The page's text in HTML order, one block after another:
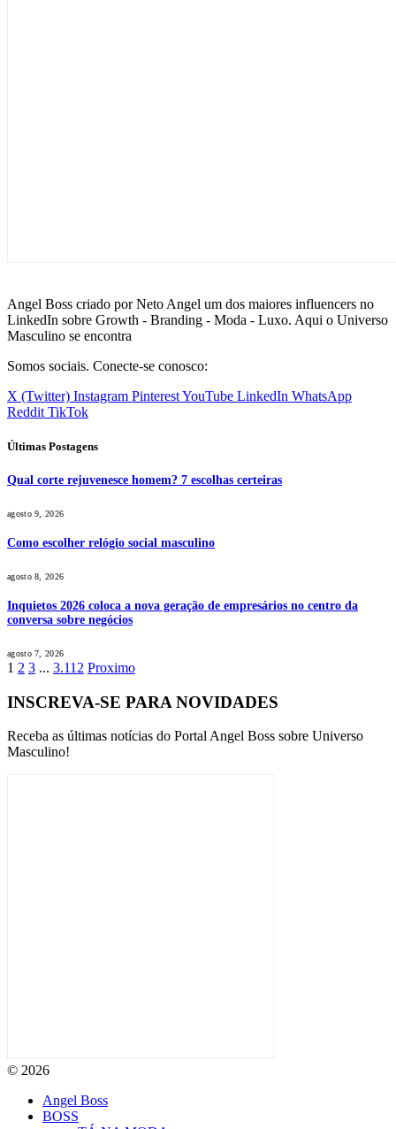
Angel Boss criado por Neto Angel um dos maiores influencers no
LinkedIn sobre Growth - Branding - Moda - Luxo. Aqui o Universo
Masculino se encontra
Somos sociais. Conecte-se conosco:
X (Twitter) Instagram PinterestYouTube LinkedIn WhatsApp
Reddit TikTok
Últimas Postagens
Qual corte rejuvenesce homem? 7 escolhas certeiras
agosto 9, 2026
Como escolher relógio social masculino
agosto 8, 2026
Inquietos 2026 coloca a nova geração de empresários no centro da
conversa sobre negócios
agosto 7, 2026
1 2 3 ... 3.112 Proximo
INSCREVA-SE PARA NOVIDADES
Receba as últimas notícias do Portal Angel Boss sobre Universo
Masculino!
© 2026
Angel Boss
BOSS